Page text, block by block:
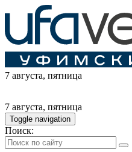
7 августа, пятница
7 августа, пятница
Toggle navigation
Поиск: